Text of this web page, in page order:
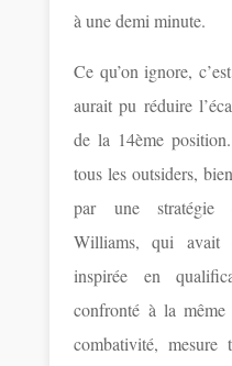
à une demi minute.
Ce qu’on ignore,
aurait pu réduire
de la 14ème
tous les outsiders,
par une stratégie
Williams, qui avait
inspirée en
confronté à la
combativité,